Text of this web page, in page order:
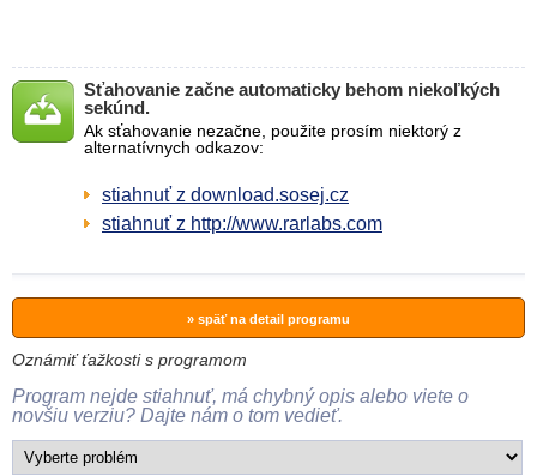
Sťahovanie začne automaticky behom niekoľkých
sekúnd.
Ak sťahovanie nezačne, použite prosím niektorý z
alternatívnych odkazov:
stiahnuť z download.sosej.cz
stiahnuť z http://www.rarlabs.com
» späť na detail programu
Oznámiť ťažkosti s programom
Program nejde stiahnuť, má chybný opis alebo viete o
novšiu verziu? Dajte nám o tom vedieť.